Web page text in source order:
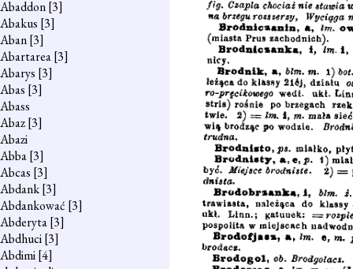
Abaddon[3]
Abakus [3]
Aban[3]
Abartarea[3]
Abarys [3]
Abas [3]
Abass
Abaz[3]
Abazi
Abba[3]
Abcas [3]
Abdank[3]
Abdankować [3]
Abderyta[3]
Abdhuci[3]
Abdimi[4]